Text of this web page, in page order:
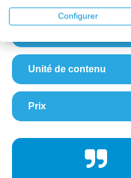
Unité de contenu
Prix
Configurer